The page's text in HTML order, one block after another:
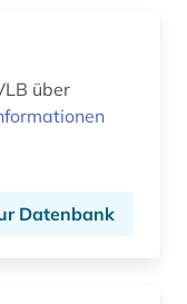
über
Datenbank